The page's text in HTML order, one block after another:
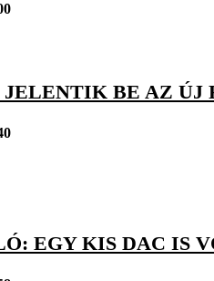
JELENTIK BE AZ
EGY KIS DAC IS